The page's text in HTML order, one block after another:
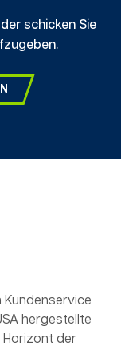
schicken Sie
Kundenservice
hergestellte
Horizont der